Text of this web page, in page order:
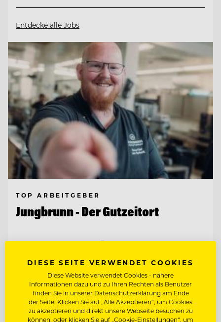
Entdecke alle Jobs
TOP ARBEITGEBER
Jungbrunn - Der Gutzeitort
KÜCHENCHEF A LA CARTE (M/W/D)
SCHANKMITARBEITER (M/W/D)
DIESE SEITE VERWENDET COOKIES
Diese Website verwendet Cookies - nähere
Informationen dazu und zu Ihren Rechten als Benutzer
finden Sie in unserer Datenschutzerklärung am Ende
der Seite. Klicken Sie auf „Alle Akzeptieren“, um Cookies
zu akzeptieren und direkt unsere Webseite besuchen zu
können, oder klicken Sie auf „Cookie-Einstellungen“, um